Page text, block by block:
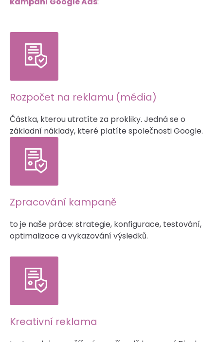
Rozpočet na reklamu (média)
Částka, kterou utratíte za prokliky. Jedná se o
základní náklady, které platíte společnosti Google.
Zpracování kampaně
to je naše práce: strategie, konfigurace, testování,
optimalizace a vykazování výsledků.
Kreativní reklama